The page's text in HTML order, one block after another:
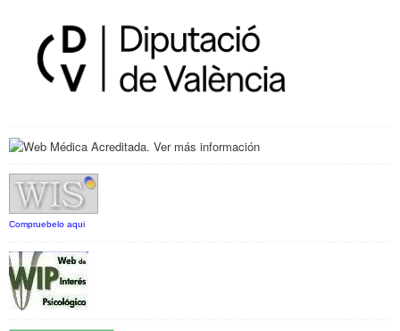
Compruebelo aqui